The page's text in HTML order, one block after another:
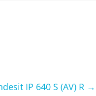
IP 640 S (AV) R →